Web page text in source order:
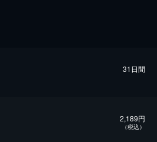
31日間
2,189円
（税込）